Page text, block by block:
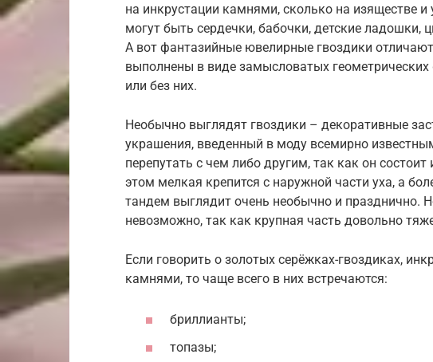
на инкрустации камнями, сколько на изяществе
могут быть сердечки, бабочки, детские ладошки,
А вот фантазийные ювелирные гвоздики
выполнены в виде замысловатых
или без них.
Необычно выглядят гвоздики – декоративные
украшения, введенный в моду всемирно
перепутать с чем либо другим, так как он
этом мелкая крепится с наружной части уха, а
тандем выглядит очень необычно и празднично.
невозможно, так как крупная часть довольно
Если говорить о золотых серёжках-гвоздиках,
камнями, то чаще всего в них встречаются:
бриллианты;
топазы;